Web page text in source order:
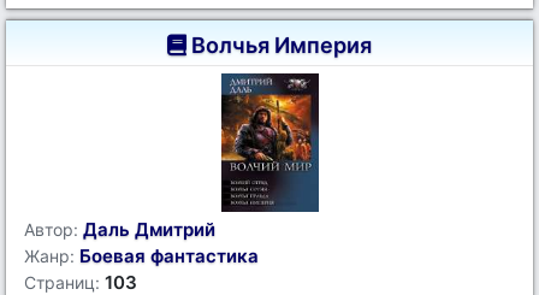
Волчья Империя
Автор: Даль Дмитрий
Жанр: Боевая фантастика
Страниц: 103